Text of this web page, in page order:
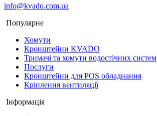
info@kvado.com.ua
Популярне
Хомути
Кронштейни KVADO
Тримачі та хомути водостічних систем
Послуги
Кронштейни для POS обладнання
Кріплення вентиляції
Інформація